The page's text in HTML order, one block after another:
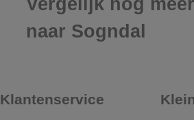
Vergelijk nog
naar Sogndal
Klantenservice